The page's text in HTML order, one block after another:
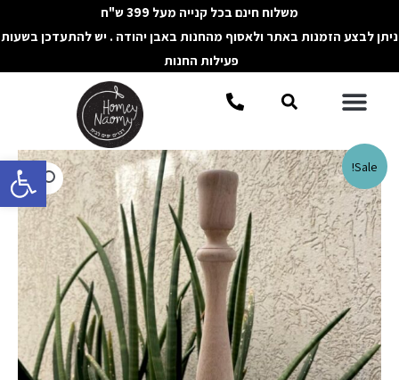
פתח
לתוכן
משלוח חינם בכל קנייה מעל 399 ש"ח
ניתן לבצע הזמנות באתר ולאסוף מהחנות באבן יהודה . יש להתעדכן בשעות
פעילות החנות
תפריטחיפוש
Sale!
כמות
של
פמוט
עץ
כפרי